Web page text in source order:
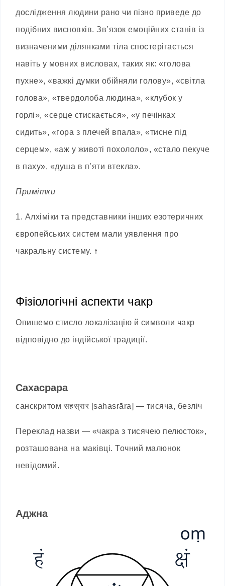
дослідження людини рано чи пізно приведе до
подібних висновків. Зв’язок емоційних станів із
визначеними ділянками тіла спостерігається
навіть у мовних висловах, таких як: «голова
пухне», «важкі думки обійняли голову», «світла
голова», «твердолоба людина», «клубок у
горлі», «серце стискається», «у печінках
сидить», «гора з плечей впала», «тисне під
серцем», «аж у животі похололо», «стало пекуче
в паху», «душа в п’яти втекла».
Примітки
1. Алхіміки та представники інших езотеричних
європейських систем мали уявлення про
чакральну систему. ↑
Фізіологічні аспекти чакр
Опишемо стисло локалізацію й символи чакр
відповідно до індійської традиції.
Сахасрара
санскритом सहस्रार [sahasrāra] — тисяча, безліч
Переклад назви — «чакра з тисячею пелюсток»,
розташована на маківці. Точний малюнок
невідомий.
Аджна